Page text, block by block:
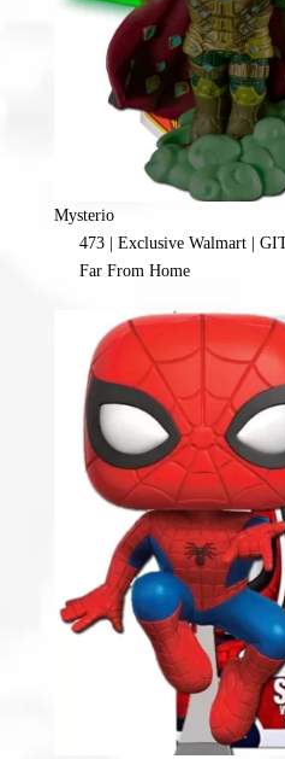
Mysterio
473 | Exclusive Walmart |
Far From Home